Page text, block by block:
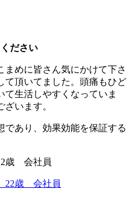
ださい
まめに皆さん気にかけて下さ
て頂いてました。頭痛もひど
生活しやすくなっていま
います。
あり、効果効能を保証する
歳 会社員